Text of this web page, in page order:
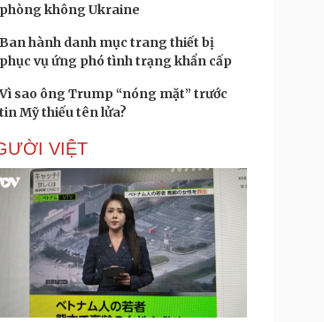
phòng không Ukraine
Ban hành danh mục trang thiết bị
phục vụ ứng phó tình trạng khẩn cấp
Vì sao ông Trump “nóng mặt” trước
tin Mỹ thiếu tên lửa?
VIỆT